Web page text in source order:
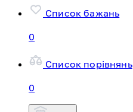
Список бажань
0
Список порівнянь
0